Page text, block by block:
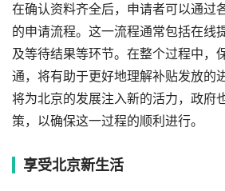
在确认资料齐全后，申请者可以通过
的申请流程。这一流程通常包括在线
及等待结果等环节。在整个过程中，
通，将有助于更好地理解补贴发放的
将为北京的发展注入新的活力，政府
策，以确保这一过程的顺利进行。
享受北京新生活